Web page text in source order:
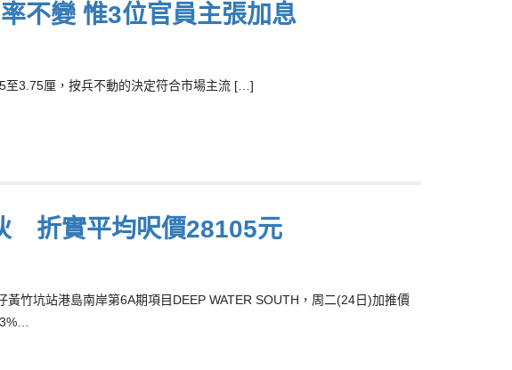
不變 惟3位官員主張加息
至3.75厘，按兵不動的決定符合市場主流 […]
折實平均呎價28105元
竹坑站港島南岸第6A期項目DEEP WATER SOUTH，周二(24日)加推價